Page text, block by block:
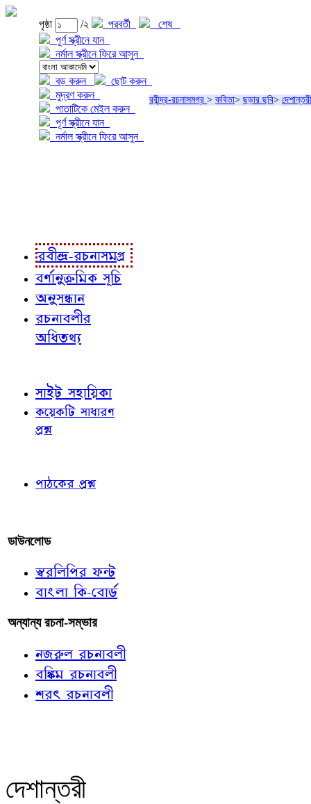
পৃষ্ঠা /২ পরবর্তী
শেষ
পূর্ণ স্ক্রীনে যান
নর্মাল স্ক্রীনে ফিরে আসুন
বড় করুন
ছোট করুন
মুদ্রণ করুন
পাতাটিকে মেইল করুন
পূর্ণ স্ক্রীনে যান
নর্মাল স্ক্রীনে ফিরে আসুন
রবীন্দ্র-রচনাসমগ্র > কবিতা> ছড়ার ছবি> দেশান্তরী
রবীন্দ্র-রচনাসমগ্র
বর্ণানুক্রমিক সূচি
অনুসন্ধান
রচনাবলীর
অধিতথ্য
সাইট সহায়িকা
কয়েকটি সাধারণ
প্রশ্ন
পাঠকের প্রশ্ন
ডাউনলোড
স্বরলিপির ফন্ট
বাংলা কি-বোর্ড
অন্যান্য রচনা-সম্ভার
নজরুল রচনাবলী
বঙ্কিম রচনাবলী
শরৎ রচনাবলী
দেশান্তরী